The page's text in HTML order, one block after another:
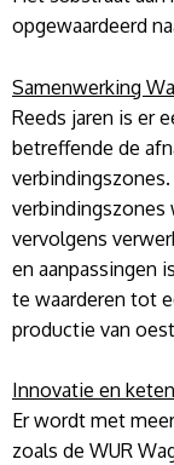
opgewaardeerd
Samenwerking
Reeds jaren is er
betreffende de
verbindingszones
vervolgens
en aanpassingen
te waarderen tot
productie van
Innovatie en
Er wordt met
zoals de WUR